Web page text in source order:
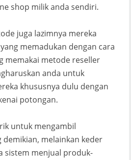
shop milik anda sendiri.
juga lazimnya mereka
memadukan dengan cara
memakai metode reseller
anda untuk
khususnya dulu dengan
potongan.
untuk mengambil
demikian, melainkan keder
sistem menjual produk-